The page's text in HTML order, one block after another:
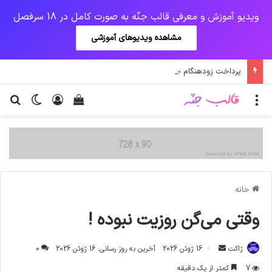
ویدیو آموزش و معرفی قالب جنّه به صورت کامل در 18 سرفصل
مشاهده ویدیوهای آموزشی
تغییر ورود
دیدن سبد خرید منو
خانه
وقتی می‌گن روزیت نبوده !
ژاکت
ارسال
ایمیل
16 ژوئن 2026 آخرین به روز رسانی: 16 ژوئن 2026
0
7
کمتر از یک دقیقه